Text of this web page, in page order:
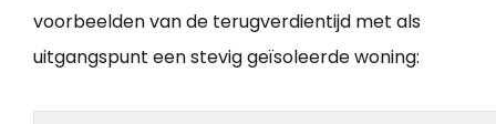
voorbeelden van de terugverdientijd met als
uitgangspunt een stevig geïsoleerde woning: